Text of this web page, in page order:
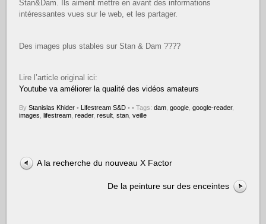
Stan&Dam. Ils aiment mettre en avant des informations
intéressantes vues sur le web, et les partager.
Des images plus stables sur Stan & Dam ????
Lire l’article original ici:
Youtube va améliorer la qualité des vidéos amateurs
ByStanislas Khider • Lifestream S&D • • Tags:dam ,google ,google-reader,
images ,lifestream ,reader,result ,stan ,veille
A la recherche du nouveau X Factor
De la peinture sur des enceintes